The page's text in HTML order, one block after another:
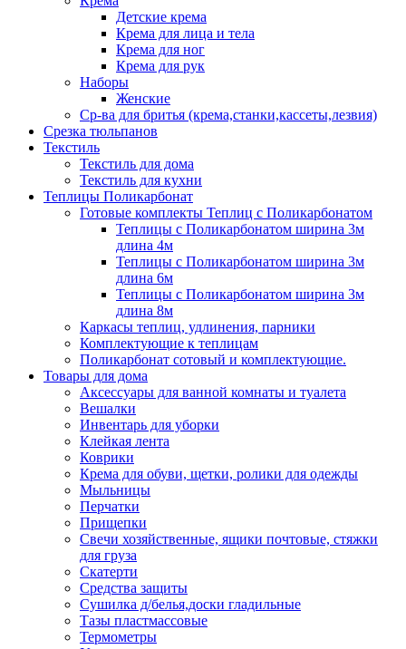
Детские крема
Крема для лица и тела
Крема для ног
Крема для рук
Наборы
Женские
Ср-ва для бритья (крема,станки,кассеты,лезвия)
Срезка тюльпанов
Текстиль
Текстиль для дома
Текстиль для кухни
Теплицы Поликарбонат
Готовые комплекты Теплиц с Поликарбонатом
Теплицы с Поликарбонатом ширина 3м
длина 4м
Теплицы с Поликарбонатом ширина 3м
длина 6м
Теплицы с Поликарбонатом ширина 3м
длина 8м
Каркасы теплиц, удлинения, парники
Комплектующие к теплицам
Поликарбонат сотовый и комплектующие.
Товары для дома
Аксессуары для ванной комнаты и туалета
Вешалки
Инвентарь для уборки
Клейкая лента
Коврики
Крема для обуви, щетки, ролики для одежды
Мыльницы
Перчатки
Прищепки
Свечи хозяйственные, ящики почтовые, стяжки
для груза
Скатерти
Средства защиты
Сушилка д/белья,доски гладильные
Тазы пластмассовые
Термометры